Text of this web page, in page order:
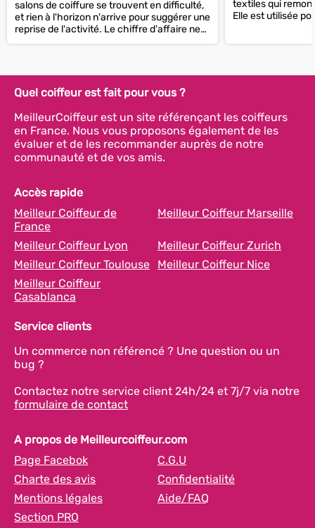
salons de coiffure se trouvent en difficulté,
et rien à l'horizon n'arrive pour suggérer une
reprise de l'activité. Le chiffre d'affaire ne
cesse de...
textiles qui
Elle est utilisée
Quel coiffeur est fait pour vous ?
MeilleurCoiffeur est un site référençant les coiffeurs
en France. Nous vous proposons également de les
évaluer et de les recommander auprès de notre
communauté et de vos amis.
Accès rapide
Meilleur Coiffeur de
France
Meilleur Coiffeur Marseille
Meilleur Coiffeur Lyon
Meilleur Coiffeur Zurich
Meilleur Coiffeur Toulouse
Meilleur Coiffeur Nice
Meilleur Coiffeur
Casablanca
Service clients
Un commerce non référencé ? Une question ou un
bug ?
Contactez notre service client 24h/24 et 7j/7 via notre
formulaire de contact
A propos de Meilleurcoiffeur.com
Page Facebok
C.G.U
Charte des avis
Confidentialité
Mentions légales
Aide/FAQ
Section PRO